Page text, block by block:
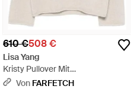
610 €508 €
Lisa Yang
Kristy Pullover Mit
Rundhalsausschnitt - Natur
Von FARFETCH